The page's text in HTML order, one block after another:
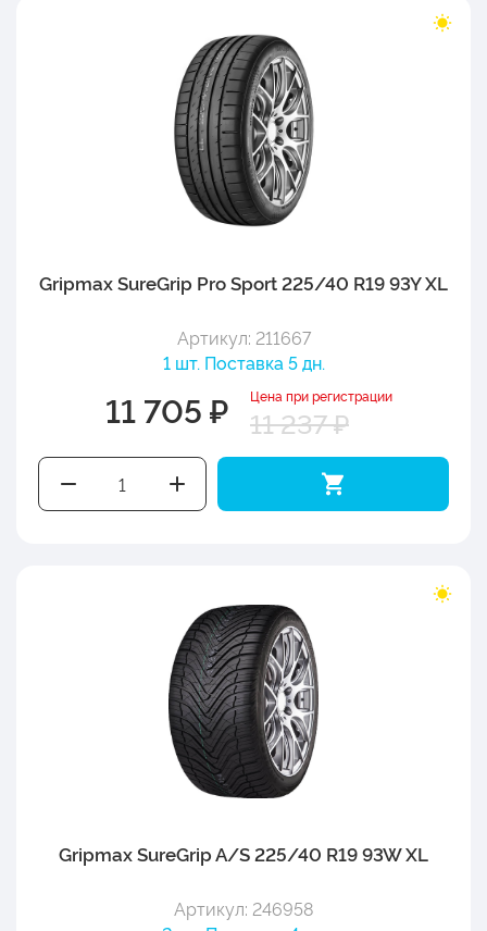
Gripmax SureGrip Pro Sport 225/40 R19 93Y XL
Артикул: 211667
1 шт. Поставка 5 дн.
11 705 ₽ Цена при регистрации
11 237 ₽
Gripmax SureGrip A/S 225/40 R19 93W XL
Артикул: 246958